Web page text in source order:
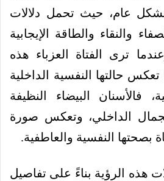
بشكل عام، حيث تحمل دلالات
والنقاء والطاقة الإيجابية
ترى الفتاة العزباء هذه
تعكس حالتها النفسية الداخلية
فالأسنان البيضاء النظيفة
الداخلي، وتعكس صورة
بصحتها النفسية والعاطفية.
هذه الرؤية بناءً على تفاصيل